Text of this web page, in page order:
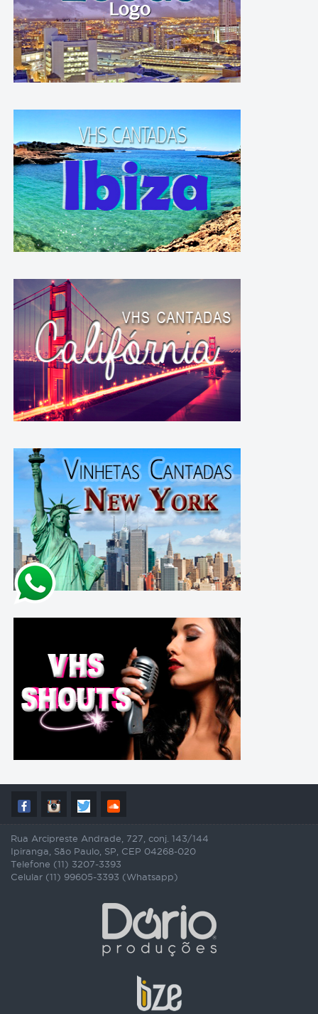
Rua Arcipreste Andrade, 727, conj. 143/144
Ipiranga, São Paulo, SP, CEP 04268-020
Telefone (11) 3207-3393
Celular (11) 99605-3393 (Whatsapp)